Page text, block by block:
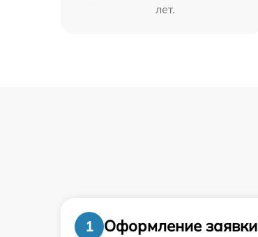
лет.
1
Оформление заявки